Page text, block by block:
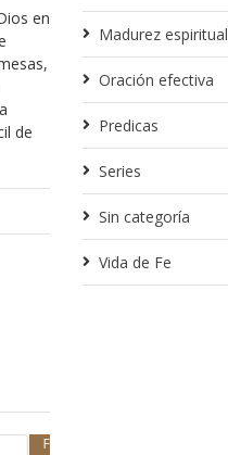
en
de
Madurez espiritual
Oración efectiva
Predicas
Series
Sin categoría
Vida de Fe